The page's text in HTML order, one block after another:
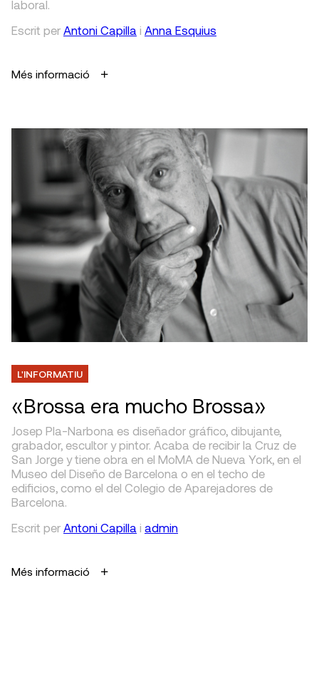
laboral.
Escrit per Antoni Capilla i Anna Esquius
Més informació
L'INFORMATIU
«Brossa era mucho Brossa»
Josep Pla-Narbona es diseñador gráfico, dibujante,
grabador, escultor y pintor. Acaba de recibir la Cruz de
San Jorge y tiene obra en el MoMA de Nueva York, en el
Museo del Diseño de Barcelona o en el techo de
edificios, como el del Colegio de Aparejadores de
Barcelona.
Escrit per Antoni Capilla i admin
Més informació